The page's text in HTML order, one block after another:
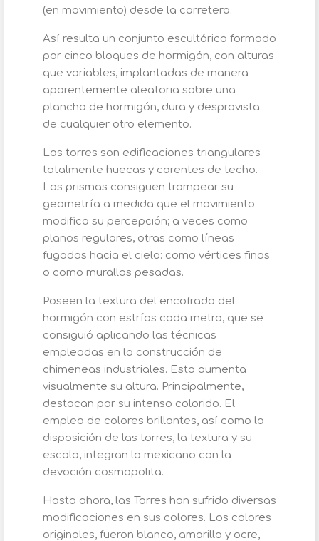
(en movimiento) desde la carretera.
Así resulta un conjunto escultórico formado
por cinco bloques de hormigón, con alturas
que variables, implantadas de manera
aparentemente aleatoria sobre una
plancha de hormigón, dura y desprovista
de cualquier otro elemento.
Las torres son edificaciones triangulares
totalmente huecas y carentes de techo.
Los prismas consiguen trampear su
geometría a medida que el movimiento
modifica su percepción; a veces como
planos regulares, otras como líneas
fugadas hacia el cielo: como vértices finos
o como murallas pesadas.
Poseen la textura del encofrado del
hormigón con estrías cada metro, que se
consiguió aplicando las técnicas
empleadas en la construcción de
chimeneas industriales. Esto aumenta
visualmente su altura. Principalmente,
destacan por su intenso colorido. El
empleo de colores brillantes, así como la
disposición de las torres, la textura y su
escala, integran lo mexicano con la
devoción cosmopolita.
Hasta ahora, las Torres han sufrido diversas
modificaciones en sus colores. Los colores
originales, fueron blanco, amarillo y ocre,